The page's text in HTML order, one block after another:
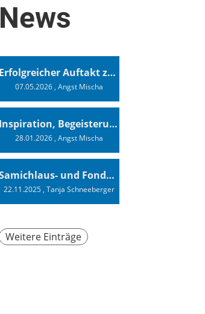
News
Erfolgreicher Auftakt zur Swiss Sailing Challenge League 2026
07.05.2026, Angst Mischa
Inspiration, Begeisterung - Ein Vortrag von Vendée-Globe-Finisher Oliver Heer
28.01.2026, Angst Mischa
Samichlaus- und Fonduabend
22.11.2025, Tanja Schneeberger
Weitere Einträge